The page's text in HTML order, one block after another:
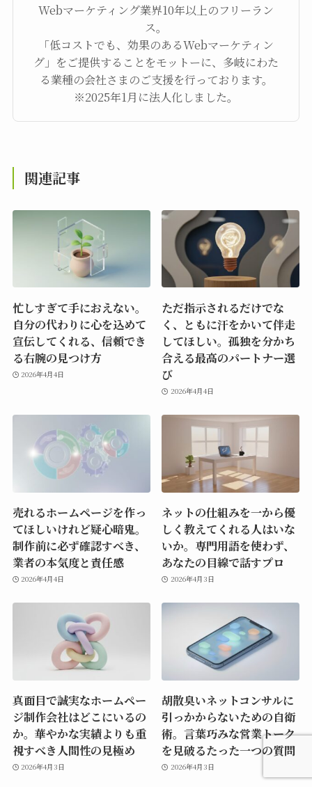
Webマーケティング業界10年以上のフリーラン
ス。
「低コストでも、効果のあるWebマーケティン
グ」をご提供することをモットーに、多岐にわた
る業種の会社さまのご支援を行っております。
※2025年1月に法人化しました。
関連記事
忙しすぎて手におえない。
自分の代わりに心を込めて
宣伝してくれる、信頼でき
る右腕の見つけ方
2026年4月4日
ただ指示されるだけでな
く、ともに汗をかいて伴走
してほしい。孤独を分かち
合える最高のパートナー選
び
2026年4月4日
売れるホームページを作っ
てほしいけれど疑心暗鬼。
制作前に必ず確認すべき、
業者の本気度と責任感
2026年4月4日
ネットの仕組みを一から優
しく教えてくれる人はいな
いか。専門用語を使わず、
あなたの目線で話すプロ
2026年4月3日
真面目で誠実なホームペー
ジ制作会社はどこにいるの
か。華やかな実績よりも重
視すべき人間性の見極め
2026年4月3日
胡散臭いネットコンサルに
引っかからないための自衛
術。言葉巧みな営業トーク
を見破るたった一つの質問
2026年4月3日